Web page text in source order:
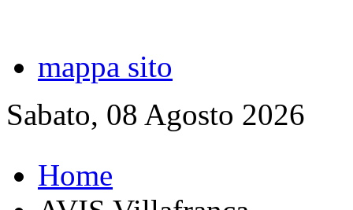
mappa sito
Sabato, 08 Agosto 2026
Home